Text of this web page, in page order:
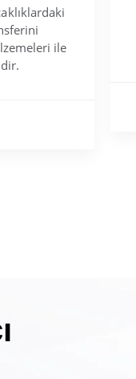
ile